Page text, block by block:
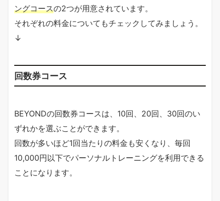
ングコースの2つが用意されています。
それぞれの料金についてもチェックしてみましょう。
↓
回数券コース
BEYONDの回数券コースは、10回、20回、30回のい
ずれかを選ぶことができます。
回数が多いほど1回当たりの料金も安くなり、毎回
10,000円以下でパーソナルトレーニングを利用できる
ことになります。